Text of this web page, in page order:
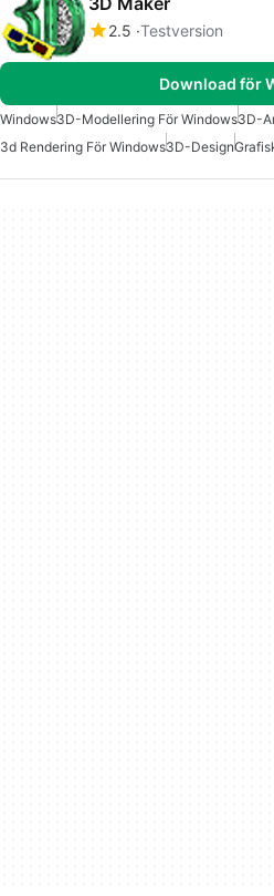
2.5 Testversion
Download för
Windows3D-Modellering För Windows3D-
3d Rendering För Windows3D-Design